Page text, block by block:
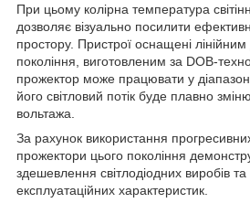
При цьому колірна температура
дозволяє візуально посилити
простору. Пристрої оснащені
покоління, виготовленим за DOB-
прожектор може працювати у
його світловий потік буде плавно
вольтажа.
За рахунок використання
прожектори цього покоління
здешевлення світлодіодних виробів та
експлуатаційних характеристик.